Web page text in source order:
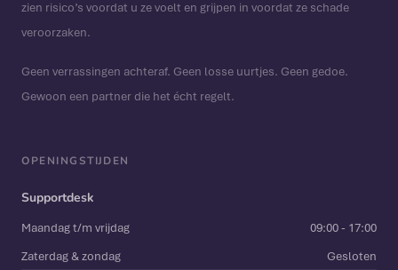
zien risico’s voordat u ze voelt en grijpen in voordat ze schade
veroorzaken.
Geen verrassingen achteraf. Geen losse uurtjes. Geen gedoe.
Gewoon een partner die het écht regelt.
OPENINGSTIJDEN
Supportdesk
Maandag t/m vrijdag
09:00 - 17:00
Zaterdag & zondag
Gesloten